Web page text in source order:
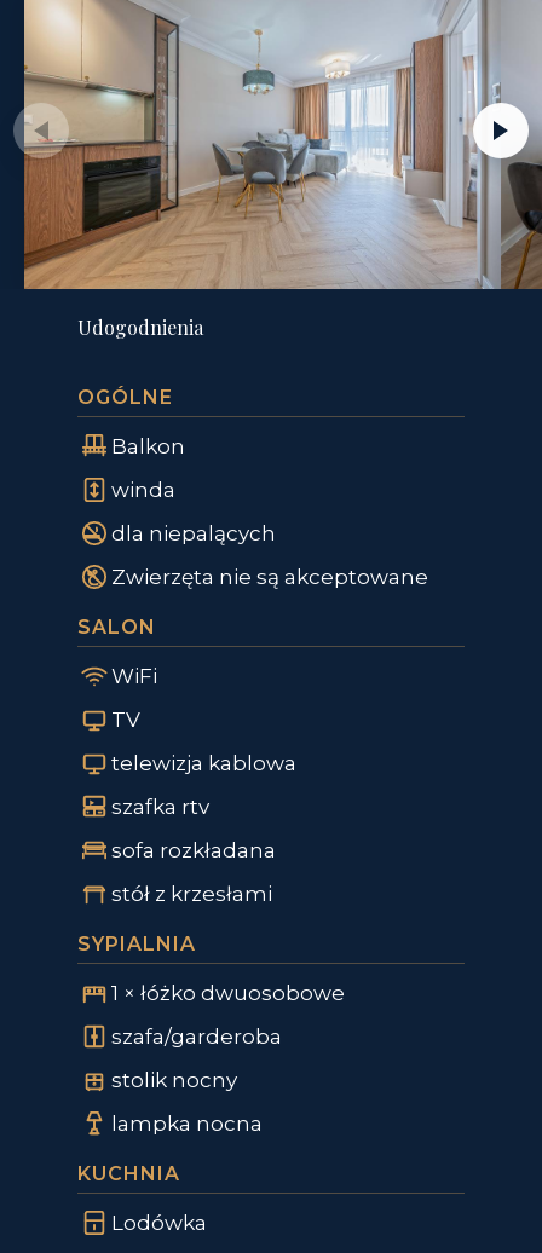
Udogodnienia
OGÓLNE
Balkon
winda
dla niepalących
Zwierzęta nie są akceptowane
SALON
WiFi
TV
telewizja kablowa
szafka rtv
sofa rozkładana
stół z krzesłami
SYPIALNIA
1 × łóżko dwuosobowe
szafa/garderoba
stolik nocny
lampka nocna
KUCHNIA
Lodówka